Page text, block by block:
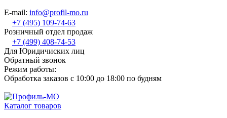
E-mail: info@profil-mo.ru
+7 (495) 109-74-63
Розничный отдел продаж
+7 (499) 408-74-53
Для Юридичиских лиц
Обратный звонок
Режим работы:
Обработка заказов с 10:00 до 18:00 по будням
Каталог товаров